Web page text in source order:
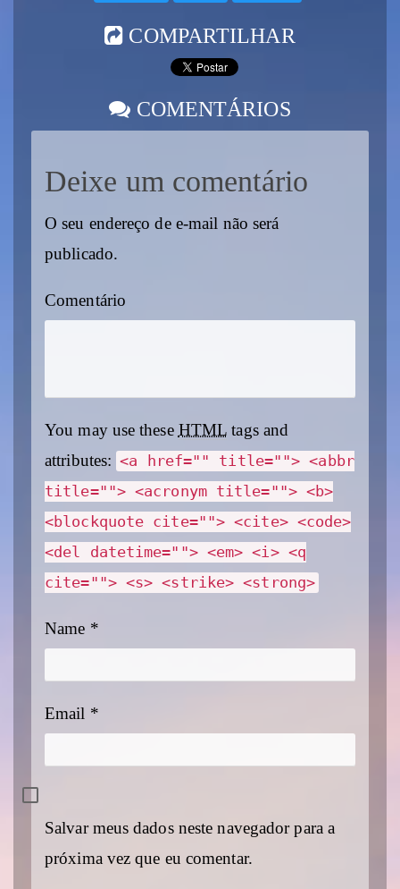
COMPARTILHAR
COMENTÁRIOS
Deixe um comentário
O seu endereço de e-mail não será
publicado.
Comentário
You may use these HTML tags and
attributes: <a href="" title=""> <abbr
title=""> <acronym title=""> <b>
<blockquote cite=""> <cite> <code>
<del datetime=""> <em> <i> <q
cite=""> <s> <strike> <strong>
Name *
Email *
Salvar meus dados neste navegador para a
próxima vez que eu comentar.